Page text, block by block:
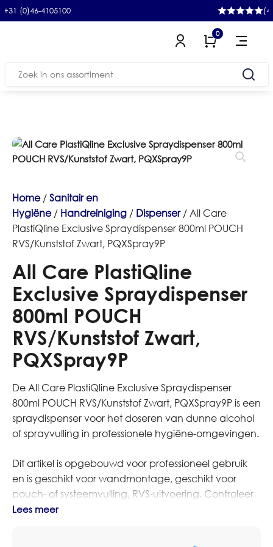
+31 (0)46-4105100
0
Zoeken
Home/Sanitair en
Hygiëne/ Handreiniging / Dispenser/ All Care
PlastiQline Exclusive Spraydispenser 800ml POUCH
RVS/Kunststof Zwart, PQXSpray9P
All Care PlastiQline
Exclusive Spraydispenser
800ml POUCH
RVS/Kunststof Zwart,
PQXSpray9P
De All Care PlastiQline Exclusive Spraydispenser
800ml POUCH RVS/Kunststof Zwart, PQXSpray9P is een
spraydispenser voor het doseren van dunne alcohol
of sprayvulling in professionele hygiëne-omgevingen.
Dit artikel is opgebouwd voor professioneel gebruik
en is geschikt voor wandmontage, geschikt voor
pouch- of systeemvulling, RVS-uitvoering. Controleer
voor montage of gebruik altijd de afmetingen, vulling
Lees meer